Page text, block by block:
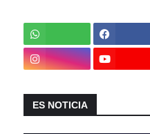
ES NOTICIA